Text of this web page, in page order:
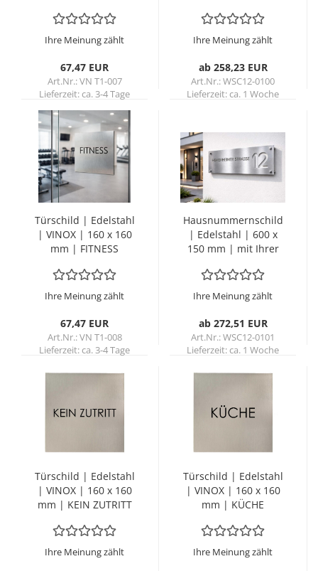
Ihre Meinung zählt
67,47 EUR
Art.Nr.: VN T1-007
Lieferzeit:ca. 3-4 Tage
chen)
Ihre Meinung zählt
ab 258,23 EUR
Art.Nr.: WSC12-0100
Lieferzeit:ca. 1 Woche
Tür­schild | Edel­stahl
| VINOX | 160 x 160
mm | FIT­NESS
Ihre Meinung zählt
67,47 EUR
Art.Nr.: VN T1-008
Lieferzeit:ca. 3-4 Tage
Haus­num­mern­schild
| Edel­stahl | 600 x
150 mm | mit Ihrer
chen)
Ihre Meinung zählt
ab 272,51 EUR
Art.Nr.: WSC12-0101
Lieferzeit:ca. 1 Woche
Tür­schild | Edel­stahl
| VINOX | 160 x 160
mm | KEIN ZU­TRITT
Ihre Meinung zählt
Tür­schild | Edel­stahl
| VINOX | 160 x 160
mm | KÜCHE
Ihre Meinung zählt